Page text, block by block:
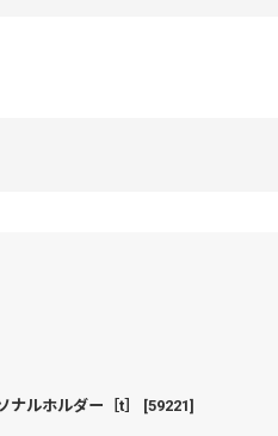
ナルホルダー［t］ [59221]